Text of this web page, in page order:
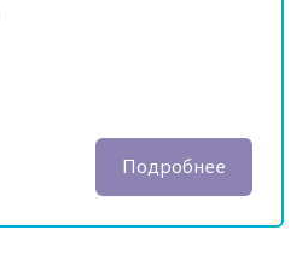
Подробнее